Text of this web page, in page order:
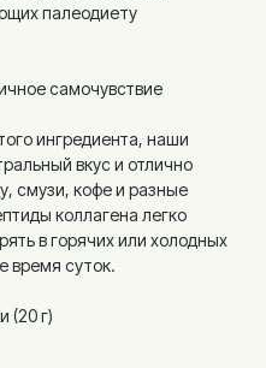
палеодиету
самочувствие
ингредиента, наши
вкус и отлично
смузи, кофе и разные
коллагена легко
в горячих или холодных
время суток.
(20 г)